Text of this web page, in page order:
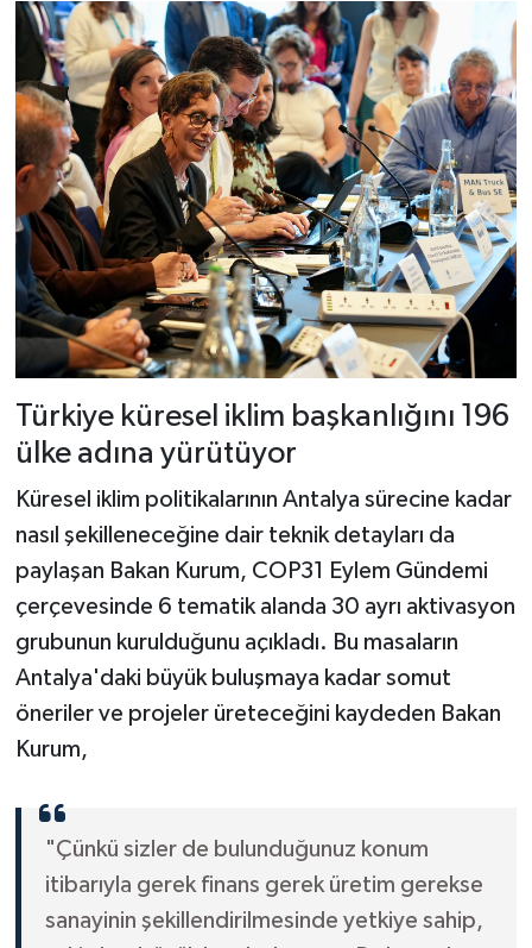
Türkiye küresel iklim başkanlığını 196
ülke adına yürütüyor
Küresel iklim politikalarının Antalya sürecine kadar
nasıl şekilleneceğine dair teknik detayları da
paylaşan Bakan Kurum, COP31 Eylem Gündemi
çerçevesinde 6 tematik alanda 30 ayrı aktivasyon
grubunun kurulduğunu açıkladı. Bu masaların
Antalya'daki büyük buluşmaya kadar somut
öneriler ve projeler üreteceğini kaydeden Bakan
Kurum,
"Çünkü sizler de bulunduğunuz konum
itibarıyla gerek finans gerek üretim gerekse
sanayinin şekillendirilmesinde yetkiye sahip,